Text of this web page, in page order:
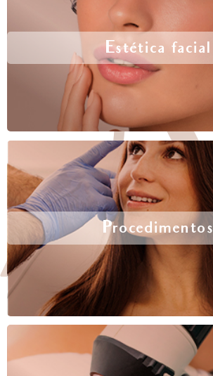
Estética facial
Procedimentos